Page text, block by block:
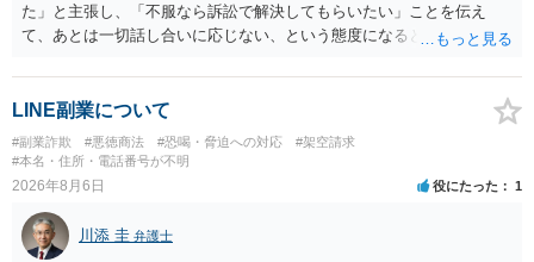
た」と主張し、「不服なら訴訟で解決してもらいたい」ことを伝え
て、あとは一切話し合いに応じない、という態度になると思います。
可能性もありますが、「返金は絶対にしたくありません」ということ
であれば、徹底的に強気で対応することになるでしょう。
LINE副業について
#副業詐欺 #悪徳商法 #恐喝・脅迫への対応
#架空請求
#本名・住所・電話番号が不明
2026年8月6日 役にたった 1
川添 圭 弁護士